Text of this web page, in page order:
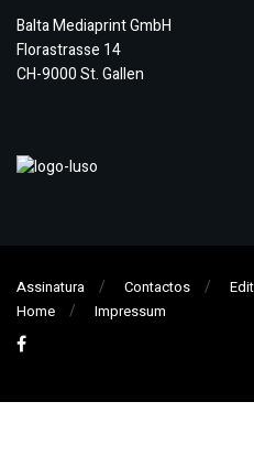
Balta Mediaprint GmbH
Florastrasse 14
CH-9000 St. Gallen
Assinatura Contactos
Home
Impressum